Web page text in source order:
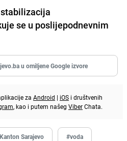
se u poslijepodnevnim
u omiljene Google izvore
za Android | iOS i društvenih
, kao i putem našeg ViberChata.
Sarajevo #voda